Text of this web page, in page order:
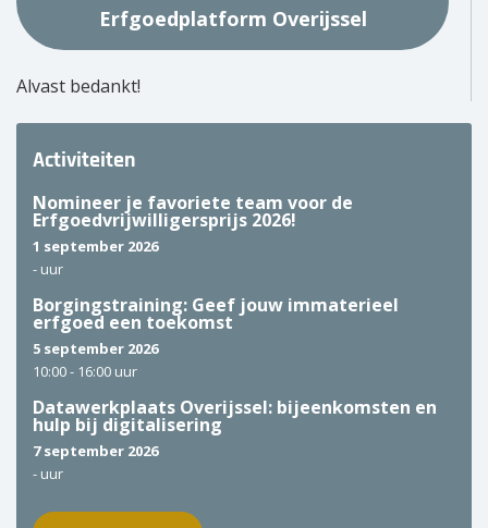
Erfgoedplatform Overijssel
Alvast bedankt!
Activiteiten
Nomineer je favoriete team voor de
Erfgoedvrijwilligersprijs 2026!
1 september 2026
- uur
Borgingstraining: Geef jouw immaterieel
erfgoed een toekomst
5 september 2026
10:00 - 16:00 uur
Datawerkplaats Overijssel: bijeenkomsten en
hulp bij digitalisering
7 september 2026
- uur